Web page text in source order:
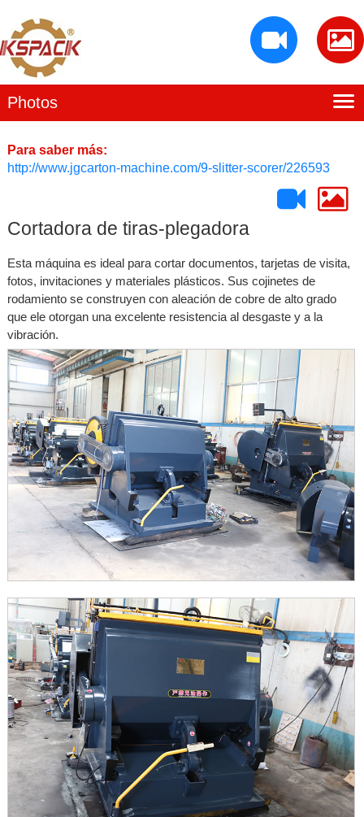
Photos
Inicio
Perfil de Baiying
Instalaciones de producción
Para saber más:
http://www.jgcarton-machine.com/9-slitter-scorer/226593
Cortadora de tiras-plegadora
Esta máquina es ideal para cortar documentos, tarjetas de visita,
fotos, invitaciones y materiales plásticos. Sus cojinetes de
rodamiento se construyen con aleación de cobre de alto grado
que ele otorgan una excelente resistencia al desgaste y a la
vibración.